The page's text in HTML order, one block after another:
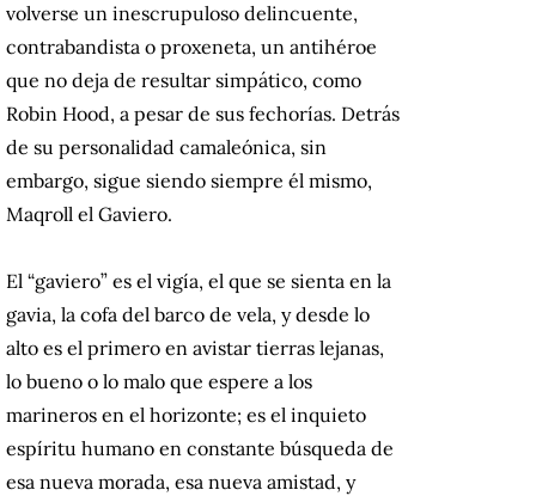
volverse un inescrupuloso delincuente,
contrabandista o proxeneta, un antihéroe
que no deja de resultar simpático, como
Robin Hood, a pesar de sus fechorías. Detrás
de su personalidad camaleónica, sin
embargo, sigue siendo siempre él mismo,
Maqroll el Gaviero.
El “gaviero” es el vigía, el que se sienta en la
gavia, la cofa del barco de vela, y desde lo
alto es el primero en avistar tierras lejanas,
lo bueno o lo malo que espere a los
marineros en el horizonte; es el inquieto
espíritu humano en constante búsqueda de
esa nueva morada, esa nueva amistad, y